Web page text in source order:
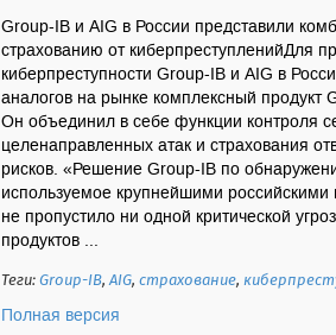
Group-IB и AIG в России представили
страхованию от киберпреступленийДля
киберпреступности Group-IB и AIG в
аналогов на рынке комплексный продукт
Он объединил в себе функции контроля
целенаправленных атак и страхования
рисков. «Решение Group-IB по
используемое крупнейшими
не пропустило ни одной критической
продуктов ...
Теги:Group-IB,AIG,страхование,
Полная версия